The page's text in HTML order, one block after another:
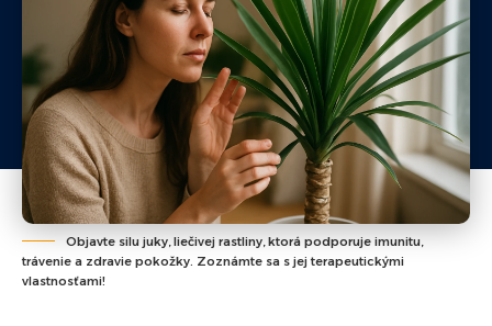
Objavte silu juky, liečivej rastliny, ktorá podporuje imunitu,
trávenie a zdravie pokožky. Zoznámte sa s jej terapeutickými
vlastnosťami!